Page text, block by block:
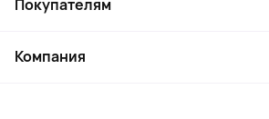
Ноутбуки, мониторы, VR
Косметика и уход
Покупателям
Как заказать
Компания